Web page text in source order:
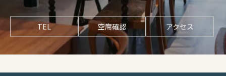
TEL 空席確認 アクセス